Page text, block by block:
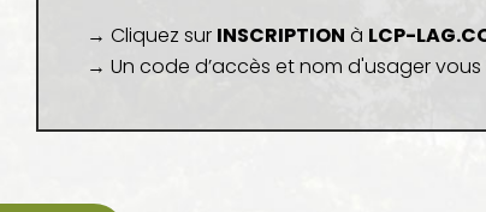
→ Cliquez sur INSCRIPTION à LCP-
→ Un code d’accès et nom d'usager